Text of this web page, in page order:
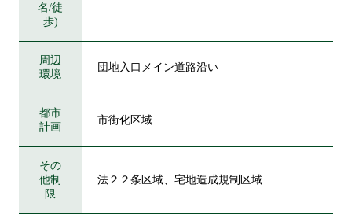
名/徒
歩)
周辺
環境
団地入口メイン道路沿い
都市
計画
市街化区域
その
他制
限
法２２条区域、宅地造成規制区域